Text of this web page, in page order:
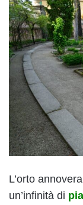
L’orto
un’infinità di